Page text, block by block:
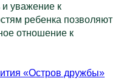
уважение к
ребенка позволяют
отношение к
«Остров дружбы»